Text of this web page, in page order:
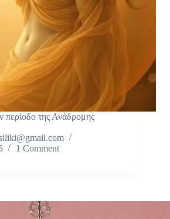
περίοδο της Ανάδρομης
1 Comment